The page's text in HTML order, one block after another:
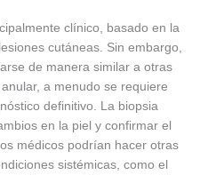
clínico, basado en la
cutáneas. Sin embargo,
de manera similar a otras
a menudo se requiere
definitivo. La biopsia
en la piel y confirmar el
médicos podrían hacer otras
sistémicas, como el